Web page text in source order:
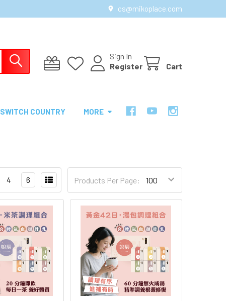
cs@mikoplace.com
Sign In
Register
Cart
SWITCH COUNTRY MORE
Products Per Page:
4 6